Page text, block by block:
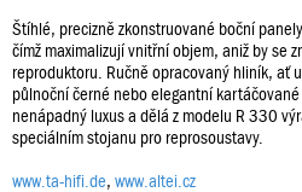
Štíhlé, precizně zkonstruované boční
čímž maximalizují vnitřní objem, aniž by se
reproduktoru. Ručně opracovaný hliník, ať
půlnoční černé nebo elegantní
nenápadný luxus a dělá z modelu R 330
speciálním stojanu pro reprosoustavy.
www.ta-hifi.de, www.altei.cz